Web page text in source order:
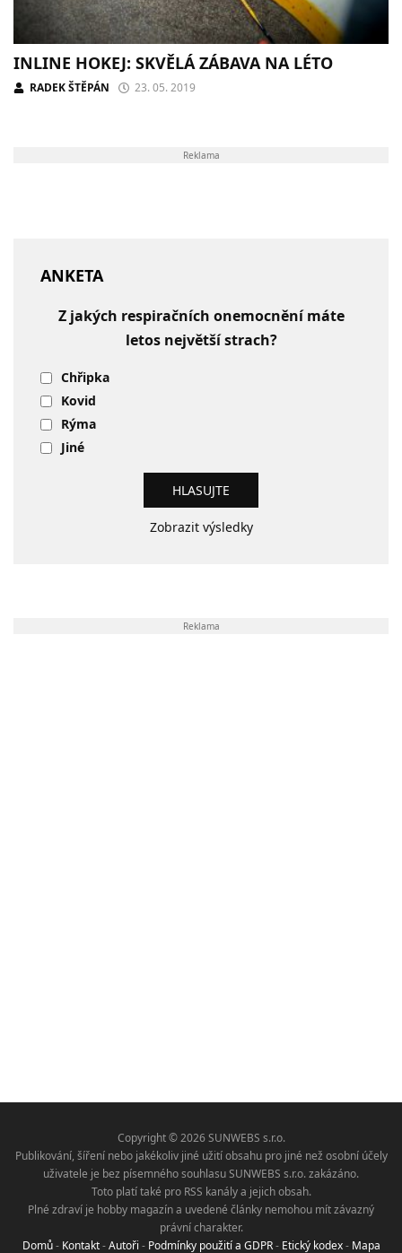
INLINE HOKEJ: SKVĚLÁ ZÁBAVA NA LÉTO
RADEK ŠTĚPÁN 23. 05. 2019
Reklama
ANKETA
Z jakých respiračních onemocnění máte
letos největší strach?
Chřipka
Kovid
Rýma
Jiné
Zobrazit výsledky
Reklama
Copyright © 2026 SUNWEBS s.r.o.
Publikování, šíření nebo jakékoliv jiné užití obsahu pro jiné než osobní účely
uživatele je bez písemného souhlasu SUNWEBS s.r.o. zakázáno.
Toto platí také pro RSS kanály a jejich obsah.
Plné zdraví je hobby magazín a uvedené články nemohou mít závazný
právní charakter.
Domů- Kontakt-Autoři - Podmínky použití a GDPR- Etický kodex- Mapa